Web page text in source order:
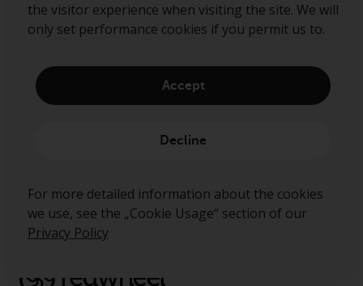
the visitor experience when visiting the site. We will
only set performance cookies if you permit us to.
Accept
Decline
For more detailed information about the cookies
we use, see the „Cookie Usage“ section of our
Privacy Policy
Sign up to our mailing list
Submit